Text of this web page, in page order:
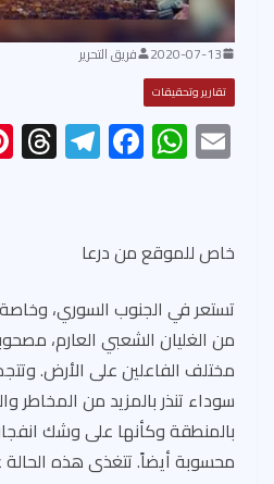
2020-07-13 فريق التحرير
تقارير وتحقيقات
E
m
W
h
s
A
p
p
F
ac
b
o
ok
Te
le
T
خاص للموقع من درعا
تستعر في الجنوب السوري،
من الغليان الشعبي العارم،
مختلف الفاعلين على الأرض.
سوداء تنذر بالمزيد من المخاطر
بالمنطقة وكأنها على وشك
محسوبة أيضاً. تتغذى هذه